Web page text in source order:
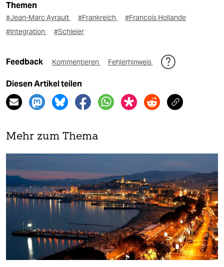
Themen
#Jean-Marc Ayrault #Frankreich
#Francois Hollande
#Integration
#Schleier
Feedback Kommentieren Fehlerhinweis
Diesen Artikel teilen
Mehr zum Thema